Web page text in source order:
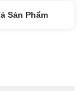
Sản Phẩm